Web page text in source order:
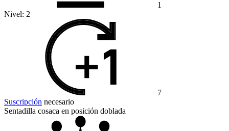
1
Nivel: 2
7
Suscripción necesario
Sentadilla cosaca en posición doblada